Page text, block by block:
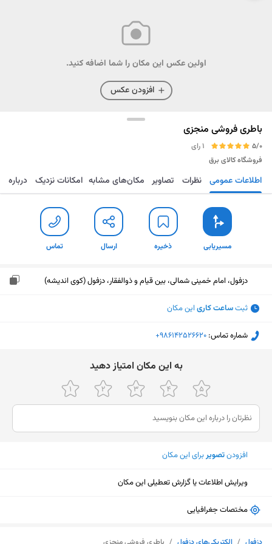
اولین عکس این مکان را شما اضافه کنید.
افزودن عکس
باطری فروشی منجزی
5/0
1 رای
فروشگاه کالای برق
مسیریابی ذخیره ارسال تماس اطلاعات عمومی نظرات تصاویر مکان‌های مشابه امکانات نزدیک درباره
مسیریابی ذخیره ارسال تماس
دزفول، امام خمینی شمالی، بین قیام و ذوالفقار، دزفول (کوی اندیشه)
ثبتساعت کاری این مکان
شماره تماس: ‎+986142526620
ﺑﻪ اﯾﻦ ﻣﮑﺎن اﻣﺘﯿﺎز دﻫﯿﺪ
افزودنتصویربرای این مکان
ویرایش اطلاعات یا گزارش تعطیلی این مکان
مختصات جغرافیایی